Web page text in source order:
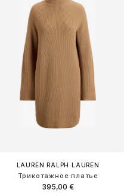
LAUREN RALPH LAUREN
Трикотажное платье
395,00 €